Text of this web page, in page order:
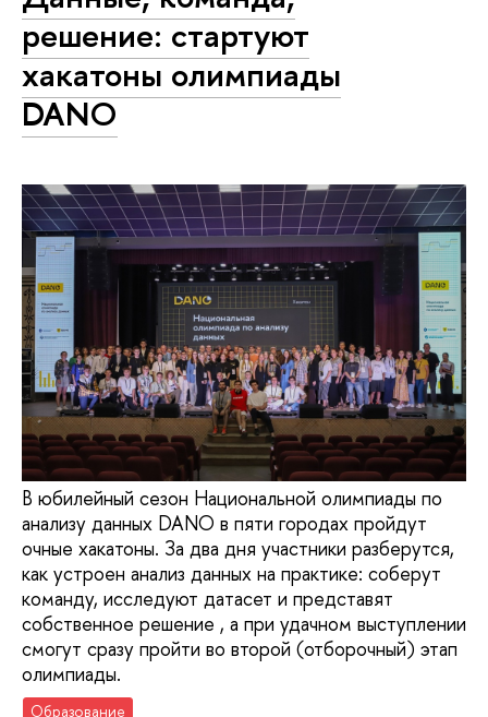
решение: стартуют
хакатоны олимпиады
DANO
В юбилейный сезон Национальной олимпиады по
анализу данных DANO в пяти городах пройдут
очные хакатоны. За два дня участники разберутся,
как устроен анализ данных на практике: соберут
команду, исследуют датасет и представят
собственное решение , а при удачном выступлении
смогут сразу пройти во второй (отборочный) этап
олимпиады.
Образование